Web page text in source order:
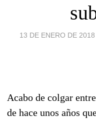
13 DE ENERO DE
Acabo de colgar
de hace unos años